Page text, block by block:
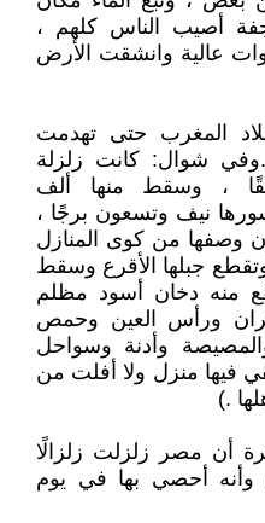
أصيب الناس كلهم ،
عالية وانشقت الأرض
المغرب حتى تهدمت
..وفي شوال‏:‏ كانت زلزلة
، وسقط منها ألف
نيف وتسعون برجًا ،
وصفها من كوى المنازل
جبلها الأقرع وسقط
منه دخان أسود مظلم
ورأس العين وحمص
وأدنة وسواحل
فيها منزل ولا أفلت من
‏.‏)
أن مصر زلزلت زلزالًا
وأنه أحصي بها في يوم